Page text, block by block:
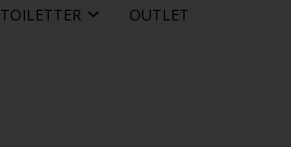
TOILETTER OUTLET